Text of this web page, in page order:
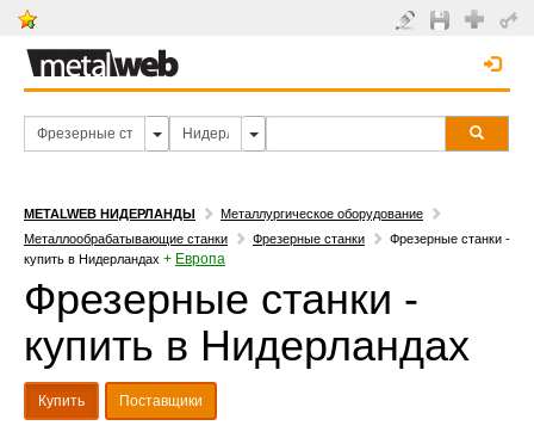
METALWEB НИДЕРЛАНДЫ
Металлургическое оборудование
Металлообрабатывающие станки
Фрезерные станки
Фрезерные станки -
купить в Нидерландах + Европа
Фрезерные станки -
купить в Нидерландах
Купить Поставщики